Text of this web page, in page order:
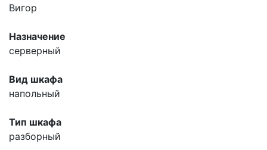
Вигор
Назначение
серверный
Вид шкафа
напольный
Тип шкафа
разборный